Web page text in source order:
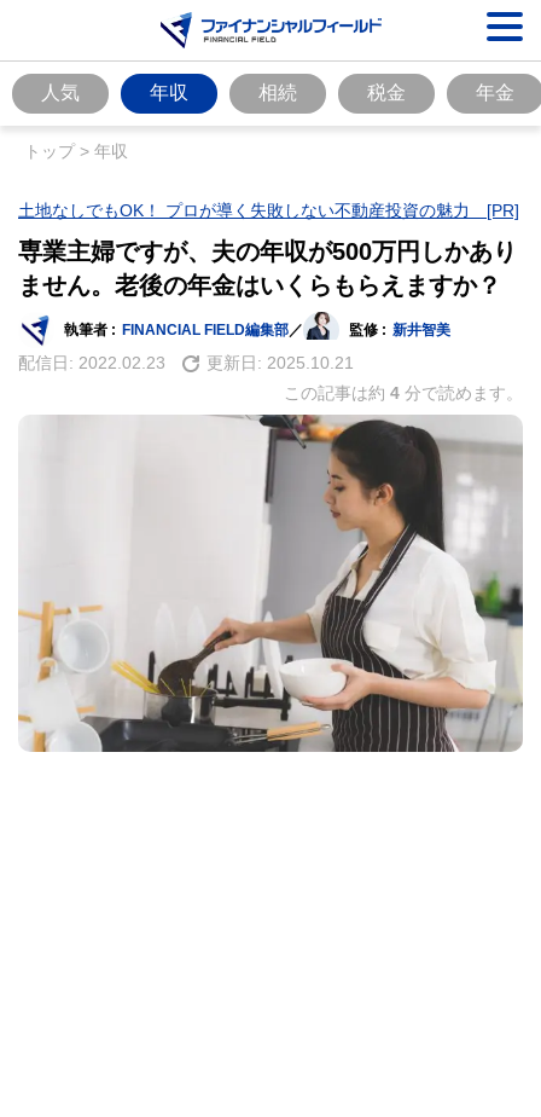
人気 年収 相続 税金 年金
トップ> 年収
土地なしでもOK！ プロが導く失敗しない不動産投資の魅力 [PR]
専業主婦ですが、夫の年収が500万円しかあり
ません。老後の年金はいくらもらえますか？
執筆者 : FINANCIAL FIELD編集部 ／ 監修 : 新井智美
配信日: 2022.02.23 更新日: 2025.10.21
この記事は約 4 分で読めます。